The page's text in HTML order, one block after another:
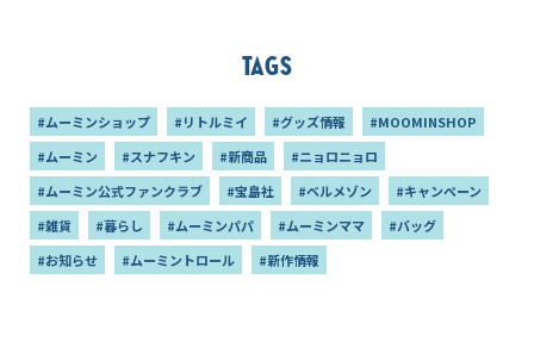
Tags
#ムーミンショップ #リトルミイ #グッズ情報
#MOOMINSHOP
#ムーミン
#スナフキン #新商品
#ニョロニョロ
#ムーミン公式ファンクラブ
#宝島社 #ベルメゾン
#キャンペーン
#雑貨
#暮らし #ムーミンパパ #ムーミンママ
#バッグ
#お知らせ
#ムーミントロール #新作情報